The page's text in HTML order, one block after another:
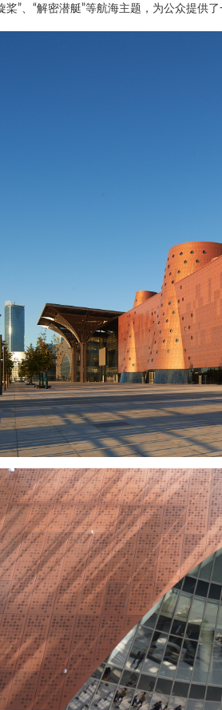
桨”、“解密潜艇”等航海主题，为公众提供